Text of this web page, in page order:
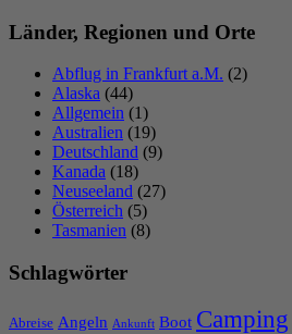
Länder, Regionen und Orte
Abflug in Frankfurt a.M. (2)
Alaska (44)
Allgemein (1)
Australien (19)
Deutschland (9)
Kanada (18)
Neuseeland (27)
Österreich (5)
Tasmanien (8)
Schlagwörter
Abreise Angeln Ankunft Boot Camping